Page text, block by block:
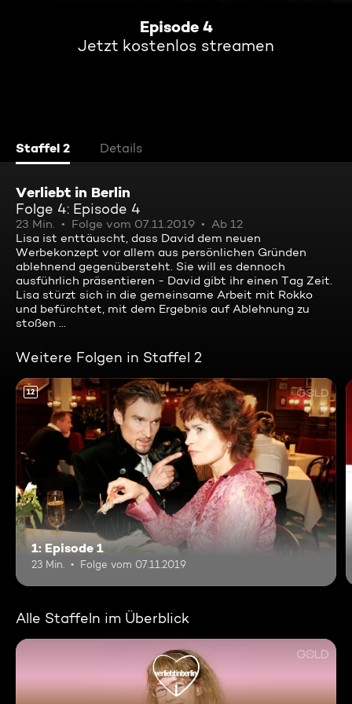
Episode 4
Jetzt kostenlos streamen
Staffel 2 Details
Verliebt in Berlin
Folge 4: Episode 4
23 Min. Folge vom 07.11.2019
Ab 12
Lisa ist enttäuscht, dass David dem neuen
Werbekonzept vor allem aus persönlichen Gründen
ablehnend gegenübersteht. Sie will es dennoch
ausführlich präsentieren - David gibt ihr einen Tag Zeit.
Lisa stürzt sich in die gemeinsame Arbeit mit Rokko
und befürchtet, mit dem Ergebnis auf Ablehnung zu
stoßen ...
Weitere Folgen in Staffel 2
12
1: Episode 1
23 Min. Folge vom 07.11.2019
Alle Staffeln im Überblick